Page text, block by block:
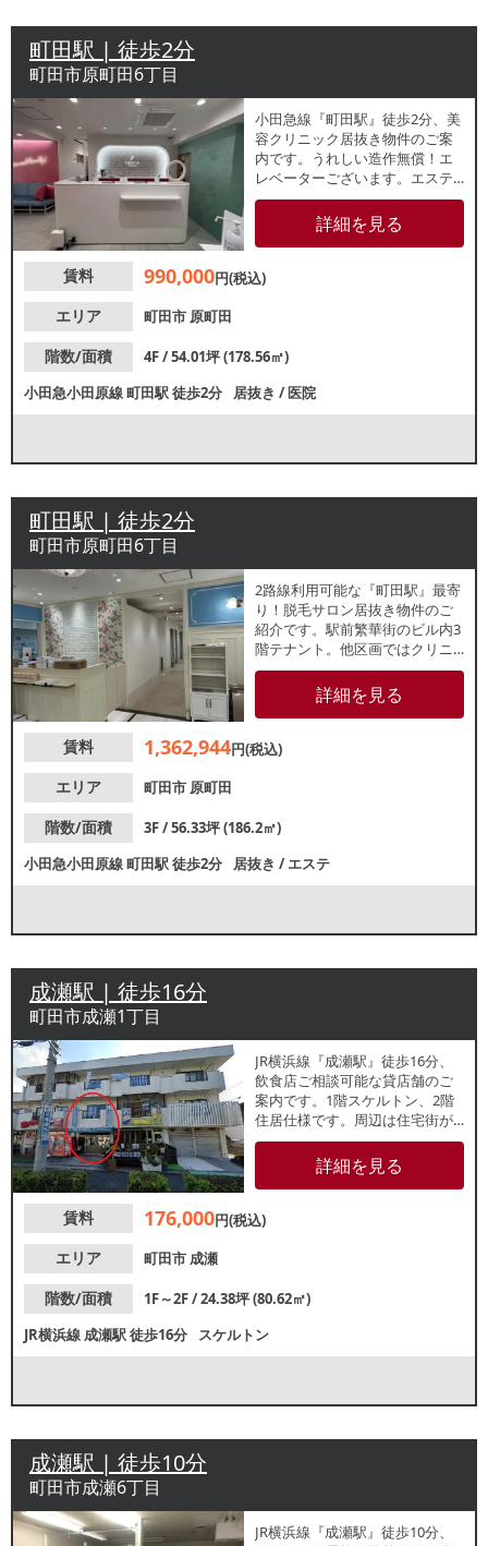
町田駅 | 徒歩2分
町田市原町田6丁目
小田急線『町田駅』徒歩2分、美
容クリニック居抜き物件のご案
内です。うれしい造作無償！エ
レベーターございます。エステ
サロン・マッサージ・整体院等
の美容系サロンの開業にもおす
すめです。諸条件等、お気軽に
詳細を見る
賃料 990,000円(税込)
エリア
町田市 原町田
階数/面積
4F / 54.01坪 (178.56㎡)
小田急小田原線町田駅徒歩2分 居抜き /医院
町田駅 | 徒歩2分
町田市原町田6丁目
2路線利用可能な『町田駅』最寄
り！脱毛サロン居抜き物件のご
紹介です。駅前繁華街のビル内3
階テナント。他区画ではクリニ
ックや事務所仕様等が多数入居
しています。周辺も多数店舗が
営業しており平日休日問わず賑
セス良好でリピーター獲得も期
詳細を見る
賃料 1,362,944円(税込)
エリア
町田市 原町田
階数/面積
3F / 56.33坪 (186.2㎡)
小田急小田原線町田駅徒歩2分 居抜き /エステ
成瀬駅 | 徒歩16分
町田市成瀬1丁目
JR横浜線『成瀬駅』徒歩16分、
飲食店ご相談可能な貸店舗のご
案内です。1階スケルトン、2階
住居仕様です。周辺は住宅街が
広がっており、地域密着型店舗
をお探しの方にもおすすめで
す。諸条件等、お気軽にお問合
詳細を見る
賃料 176,000円(税込)
エリア
町田市成瀬
階数/面積
1F～2F / 24.38坪 (80.62㎡)
JR横浜線成瀬駅徒歩16分 スケルトン
成瀬駅 | 徒歩10分
町田市成瀬6丁目
JR横浜線『成瀬駅』徒歩10分、